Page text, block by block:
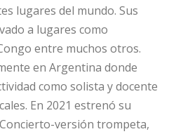
lugares del mundo. Sus
a lugares como
entre muchos otros.
en Argentina donde
como solista y docente
En 2021 estrenó su
versión trompeta,